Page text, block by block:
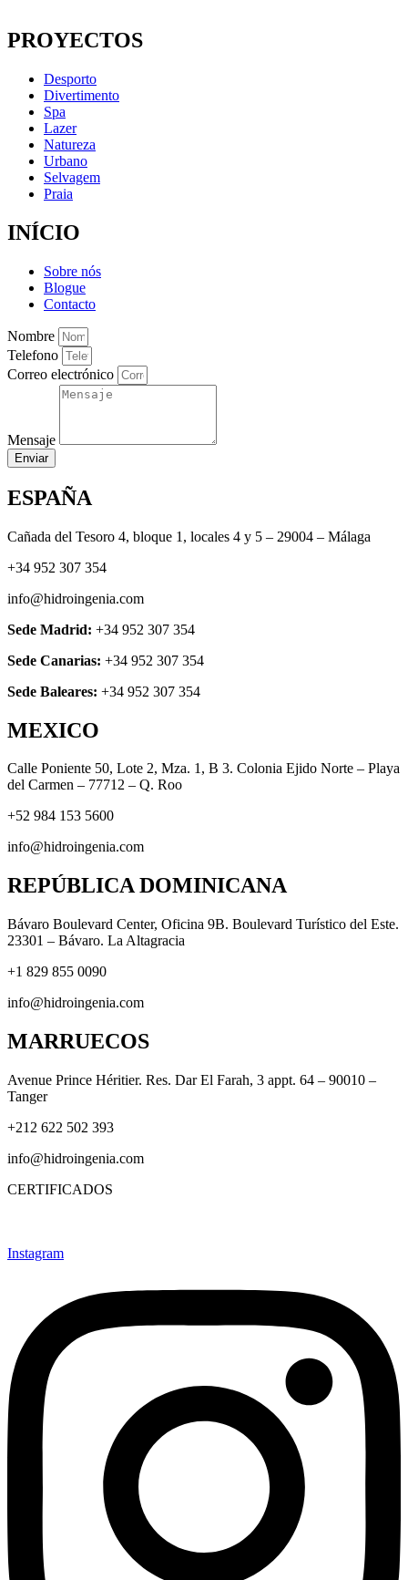
PROYECTOS
Desporto
Divertimento
Spa
Lazer
Natureza
Urbano
Selvagem
Praia
INÍCIO
Sobre nós
Blogue
Contacto
Nombre
Telefono
Correo electrónico
Mensaje
Enviar
ESPAÑA
Cañada del Tesoro 4, bloque 1, locales 4 y 5 – 29004 – Málaga
+34 952 307 354
info@hidroingenia.com
Sede Madrid: +34 952 307 354
Sede Canarias: +34 952 307 354
Sede Baleares: +34 952 307 354
MEXICO
Calle Poniente 50, Lote 2, Mza. 1, B 3. Colonia Ejido Norte – Playa
del Carmen – 77712 – Q. Roo
+52 984 153 5600
info@hidroingenia.com
REPÚBLICA DOMINICANA
Bávaro Boulevard Center, Oficina 9B. Boulevard Turístico del Este.
23301 – Bávaro. La Altagracia
+1 829 855 0090
info@hidroingenia.com
MARRUECOS
Avenue Prince Héritier. Res. Dar El Farah, 3 appt. 64 – 90010 –
Tanger
+212 622 502 393
info@hidroingenia.com
CERTIFICADOS
Instagram